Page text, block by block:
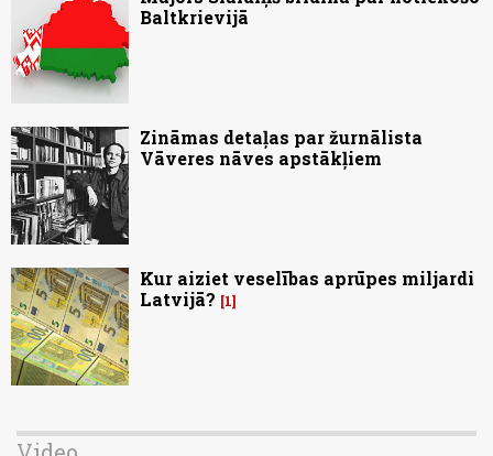
Baltkrievijā
Zināmas detaļas par žurnālista
Vāveres nāves apstākļiem
Kur aiziet veselības aprūpes miljardi
Latvijā?
1